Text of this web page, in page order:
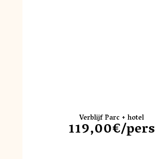
Verblijf Parc + hotel
119,00€/pers